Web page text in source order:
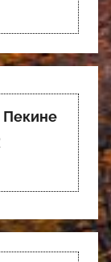
Пекине